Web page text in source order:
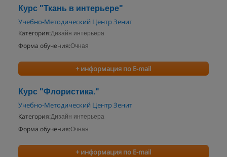
Курс "Ткань в интерьере"
Учебно-Методический Центр Зенит
Категория:Дизайн интерьера
Форма обучения:Очная
+ информация по E-mail
Курс "Флористика."
Учебно-Методический Центр Зенит
Категория:Дизайн интерьера
Форма обучения:Очная
+ информация по E-mail